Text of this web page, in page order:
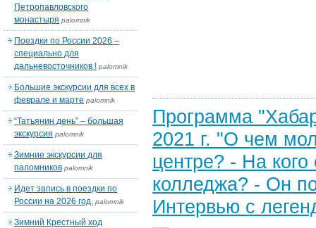
Программа
2021 г. "О чем
центре? - На кого
колледжа? - Он
Интервью с
Петропавловского
монастыря palomnik
Поездки по России 2026 –
специально для
дальневосточников ! palomnik
Большие экскурсии для всех в
феврале и марте palomnik
“Татьянин день” – большая
экскурсия palomnik
Зимние экскурсии для
паломников palomnik
Идет запись в поездки по
России на 2026 год. palomnik
Зимний Крестный ход